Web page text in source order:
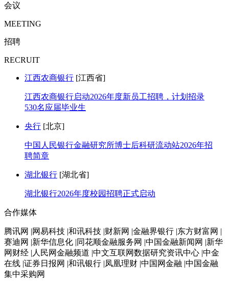
会议
MEETING
招聘
RECRUIT
江西农商银行 [江西省]
江西农商银行启动2026年度新员工招聘，计划招录
530名应届毕业生
央行 [北京]
中国人民银行金融研究所博士后科研流动站2026年招
聘简章
湖北银行 [湖北省]
湖北银行2026年度校园招聘正式启动
合作媒体
腾讯网 |网易科技 |和讯科技 |财新网 |金融界银行 |东方财富网 |
赛迪网 |新华信息化 |同花顺金融服务网 |中国金融新闻网 |新华
网财经 |人民网金融频道 |中文互联网数据研究资讯中心 |中金
在线 |证券日报网 |和讯银行 |凤凰理财 |中国网金融 |中国金融
集中采购网